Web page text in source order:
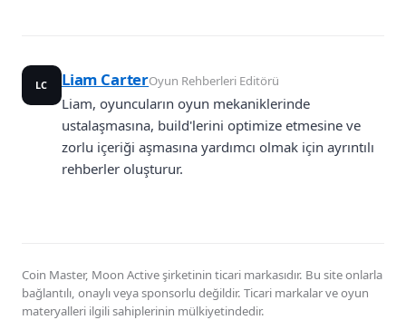
LC Liam CarterOyun Rehberleri Editörü
Liam, oyuncuların oyun mekaniklerinde
ustalaşmasına, build'lerini optimize etmesine ve
zorlu içeriği aşmasına yardımcı olmak için ayrıntılı
rehberler oluşturur.
Coin Master, Moon Active şirketinin ticari markasıdır. Bu site onlarla
bağlantılı, onaylı veya sponsorlu değildir. Ticari markalar ve oyun
materyalleri ilgili sahiplerinin mülkiyetindedir.